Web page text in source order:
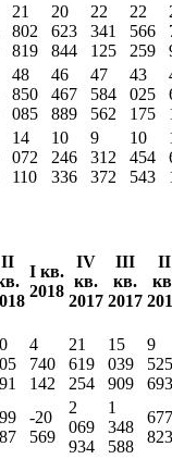
21
802
819
20
623
844
22
341
125
22
566
259
48
850
085
46
467
889
47
584
562
43
025
175
14
072
110
10
246
336
9
312
372
10
454
543
II
I кв.
2018
IV
кв.
2017
III
кв.
2017
II
4
740
142
21
619
254
15
039
909
9
525
693
-20
569
2
069
934
1
348
588
677
823